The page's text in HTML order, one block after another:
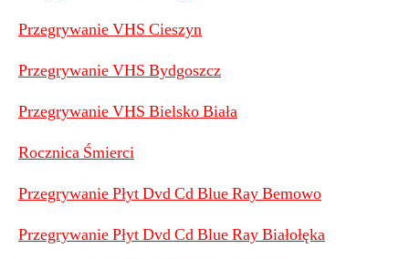
Przegrywanie VHS Cieszyn
Przegrywanie VHS Bydgoszcz
Przegrywanie VHS Bielsko Biała
Rocznica Śmierci
Przegrywanie Płyt Dvd Cd Blue Ray Bemowo
Przegrywanie Płyt Dvd Cd Blue Ray Białołęka